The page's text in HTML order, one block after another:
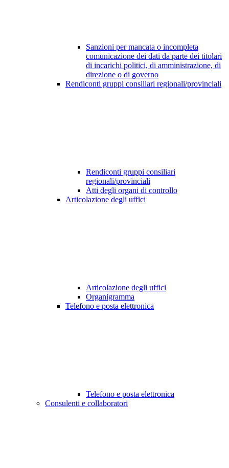
Sanzioni per mancata o incompleta
comunicazione dei dati da parte dei titolari
di incarichi politici, di amministrazione, di
direzione o di governo
Rendiconti gruppi consiliari regionali/provinciali
Rendiconti gruppi consiliari
regionali/provinciali
Atti degli organi di controllo
Articolazione degli uffici
Articolazione degli uffici
Organigramma
Telefono e posta elettronica
Telefono e posta elettronica
Consulenti e collaboratori